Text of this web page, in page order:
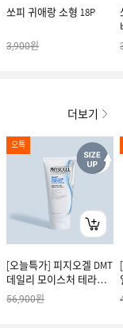
쏘피 귀애랑 소형 18P
3,900원
더보기
오특
[오늘특가] 피지오겔 DMT
데일리 모이스처 테라피
페이셜 크림 180ML
56,900원